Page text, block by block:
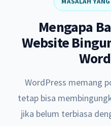
Mengapa
Website
WordPress memang
tetap bisa
jika belum terbiasa